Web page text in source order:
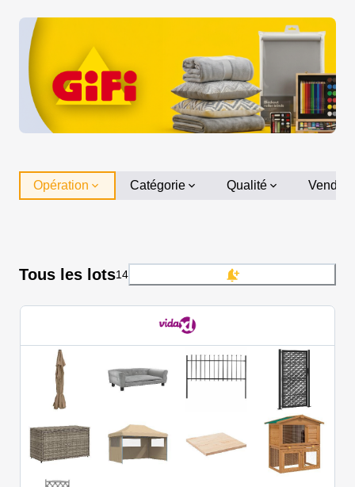
Opération Catégorie Qualité Vendeur
Tous les lots14